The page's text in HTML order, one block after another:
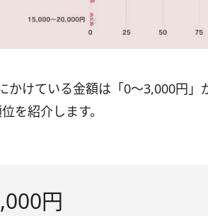
かけている金額は「0〜3,000円」
を紹介します。
円